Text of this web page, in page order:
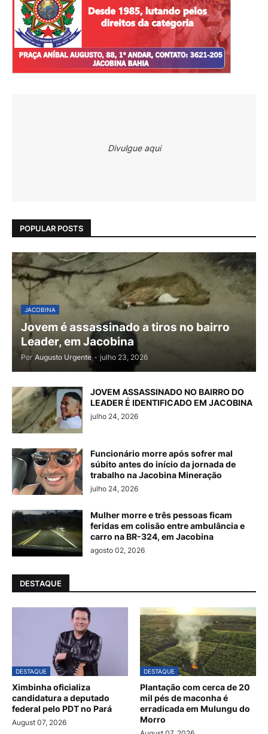
Divulgue aqui
POPULAR POSTS
JACOBINA
Jovem é assassinado a tiros no bairro
Leader, em Jacobina
Por Augusto Urgente - julho 23, 2026
JOVEM ASSASSINADO NO BAIRRO DO
LEADER É IDENTIFICADO EM JACOBINA
julho 24, 2026
Funcionário morre após sofrer mal
súbito antes do início da jornada de
trabalho na Jacobina Mineração
julho 24, 2026
Mulher morre e três pessoas ficam
feridas em colisão entre ambulância e
carro na BR-324, em Jacobina
agosto 02, 2026
DESTAQUE
DESTAQUE
Ximbinha oficializa
candidatura a deputado
federal pelo PDT no Pará
August 07, 2026
DESTAQUE
Plantação com cerca de 20
mil pés de maconha é
erradicada em Mulungu do
Morro